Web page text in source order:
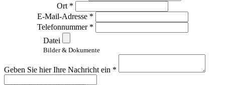
Ort *
E-Mail-Adresse *
Telefonnummer *
Datei
Bilder & Dokumente
Geben Sie hier Ihre Nachricht ein *